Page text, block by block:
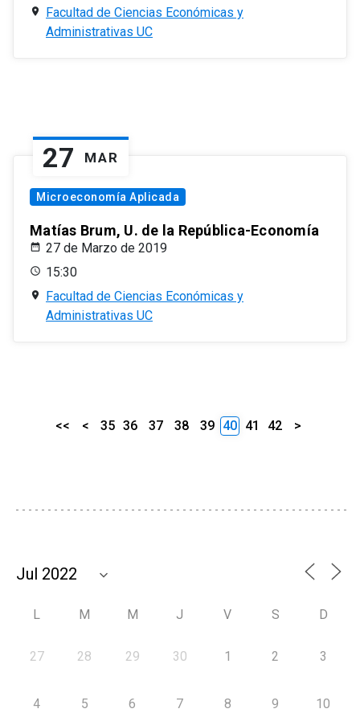
Facultad de Ciencias Económicas y
Administrativas UC
27 MAR
Microeconomía Aplicada
Matías Brum, U. de la República-Economía
27 de Marzo de 2019
15:30
Facultad de Ciencias Económicas y
Administrativas UC
<< < 35 36 37 38 39 40 41 42 >
L M M J V S D
27 28 29 30 1 2 3
4 5 6 7 8 9 10